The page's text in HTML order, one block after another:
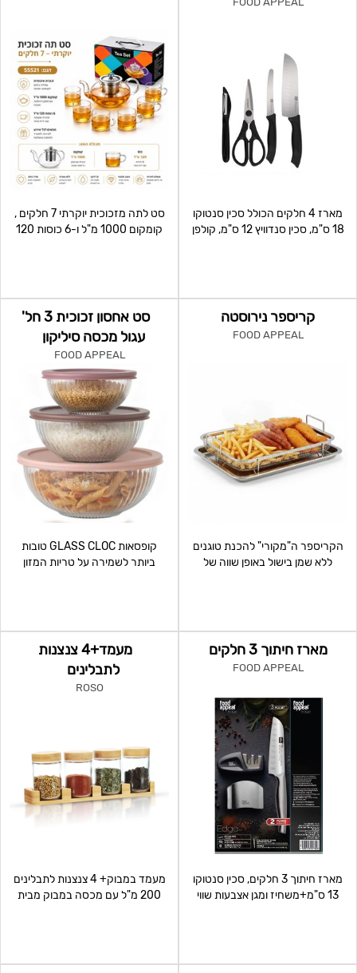
מארז 4 חלקים הכולל סכין סנטוקו
18 ס"מ, סכין סנדוויץ 12 ס"מ, קולפן
סט לתה מזכוכית יוקרתי 7 חלקים ,
קומקום 1000 מ"ל ו-6 כוסות 120
קריספר נירוסטה
FOOD APPEAL
הקריספר ה"מקורי" להכנת טוגנים
ללא שמן בישול באופן שווה של
סט אחסון זכוכית 3 חל'
עגול מכסה סיליקון
FOOD APPEAL
קופסאות GLASS CLOC טובות
ביותר לשמירה על טריות המזון
מארז חיתוך 3 חלקים
FOOD APPEAL
מארז חיתוך 3 חלקים, סכין סנטוקו
13 ס"מ+משחיז ומגן אצבעות שווי
מעמד+4 צנצנות
לתבלינים
ROSO
מעמד במבוק+ 4 צנצנות לתבלינים
200 מ"ל עם מכסה במבוק מבית